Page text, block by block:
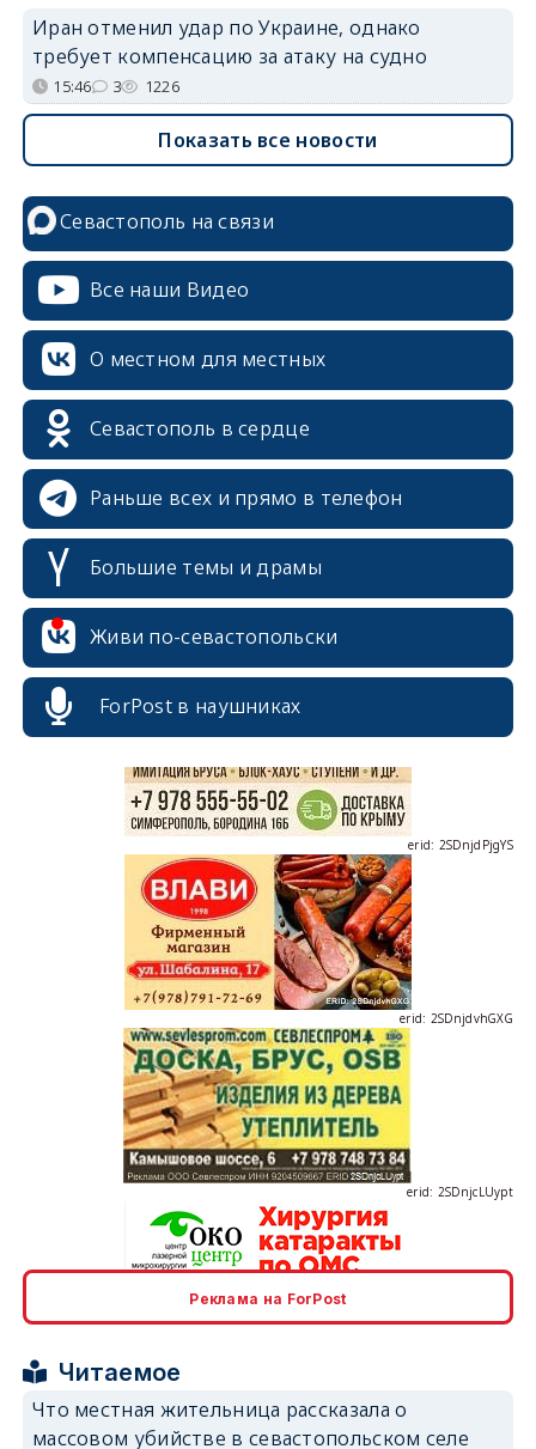
Иран отменил удар по Украине, однако
требует компенсацию за атаку на судно
15:46 3 1226
Показать все новости
Севастополь на связи
Все наши Видео
О местном для местных
Севастополь в сердце
Раньше всех и прямо в телефон
Большие темы и драмы
Живи по-севастопольски
ForPost в наушниках
erid: 2SDnjcrDNw6
erid: 2SDnjdPjgYS
erid: 2SDnjdvhGXG
Реклама на ForPost
Читаемое
Что местная жительница рассказала о
массовом убийстве в севастопольском селе